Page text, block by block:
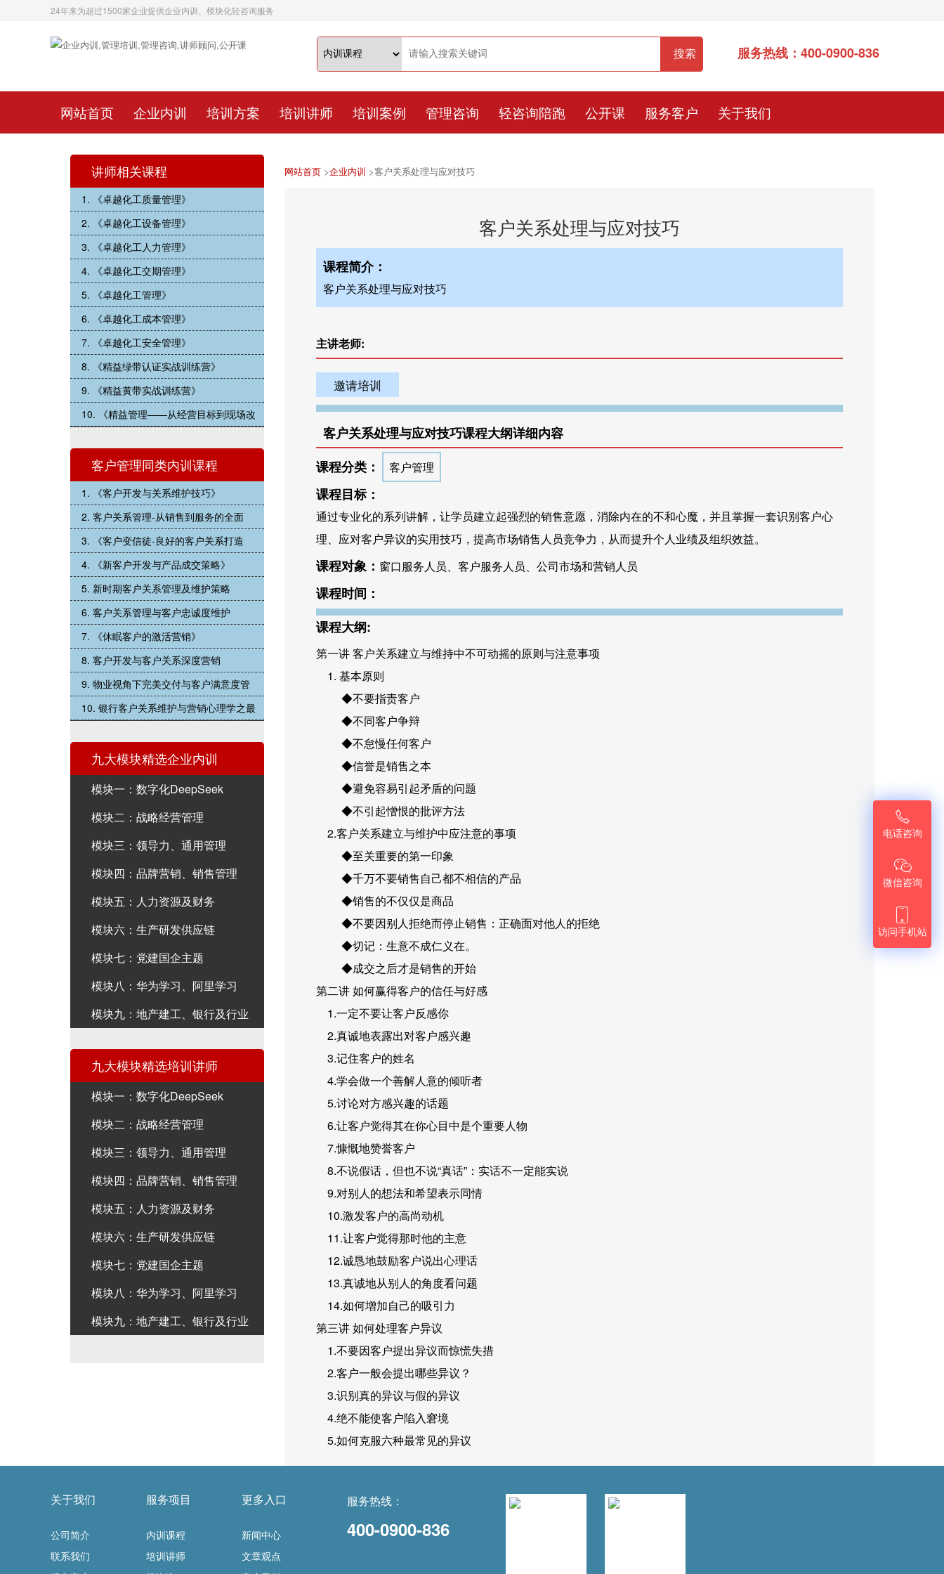
24年来为超过1500家企业提供企业内训、模块化轻咨询服务
服务热线：400-0900-836
网站首页 企业内训 培训方案 培训讲师 培训案例 管理咨询 轻咨询陪跑 公开课 服务客户 关于我们
网站首页>企业内训 >客户关系处理与应对技巧
客户关系处理与应对技巧
课程简介：
客户关系处理与应对技巧
主讲老师:
邀请培训
客户关系处理与应对技巧课程大纲详细内容
课程分类：
客户管理
课程目标：
通过专业化的系列讲解，让学员建立起强烈的销售意愿，消除内在的不和心魔，并且掌握一套识别客户心
理、应对客户异议的实用技巧，提高市场销售人员竞争力，从而提升个人业绩及组织效益。
课程对象： 窗口服务人员、客户服务人员、公司市场和营销人员
课程时间：
课程大纲:
第一讲 客户关系建立与维持中不可动摇的原则与注意事项
1. 基本原则
◆不要指责客户
◆不同客户争辩
◆不怠慢任何客户
◆信誉是销售之本
◆避免容易引起矛盾的问题
◆不引起憎恨的批评方法
2.客户关系建立与维护中应注意的事项
◆至关重要的第一印象
◆千万不要销售自己都不相信的产品
◆销售的不仅仅是商品
◆不要因别人拒绝而停止销售：正确面对他人的拒绝
◆切记：生意不成仁义在。
◆成交之后才是销售的开始
第二讲 如何赢得客户的信任与好感
1.一定不要让客户反感你
2.真诚地表露出对客户感兴趣
3.记住客户的姓名
4.学会做一个善解人意的倾听者
5.讨论对方感兴趣的话题
6.让客户觉得其在你心目中是个重要人物
7.慷慨地赞誉客户
8.不说假话，但也不说“真话”：实话不一定能实说
9.对别人的想法和希望表示同情
10.激发客户的高尚动机
11.让客户觉得那时他的主意
12.诚恳地鼓励客户说出心理话
13.真诚地从别人的角度看问题
14.如何增加自己的吸引力
第三讲 如何处理客户异议
1.不要因客户提出异议而惊慌失措
2.客户一般会提出哪些异议？
3.识别真的异议与假的异议
4.绝不能使客户陷入窘境
5.如何克服六种最常见的异议
讲师相关课程
1. 《卓越化工质量管理》
2. 《卓越化工设备管理》
3. 《卓越化工人力管理》
4. 《卓越化工交期管理》
5. 《卓越化工管理》
6. 《卓越化工成本管理》
7. 《卓越化工安全管理》
8. 《精益绿带认证实战训练营》
9. 《精益黄带实战训练营》
10. 《精益管理——从经营目标到现场改
客户管理同类内训课程
1. 《客户开发与关系维护技巧》
2. 客户关系管理-从销售到服务的全面
3. 《客户变信徒-良好的客户关系打造
4. 《新客户开发与产品成交策略》
5. 新时期客户关系管理及维护策略
6. 客户关系管理与客户忠诚度维护
7. 《休眠客户的激活营销》
8. 客户开发与客户关系深度营销
9. 物业视角下完美交付与客户满意度管
10. 银行客户关系维护与营销心理学之最
九大模块精选企业内训
模块一：数字化DeepSeek
模块二：战略经营管理
模块三：领导力、通用管理
模块四：品牌营销、销售管理
模块五：人力资源及财务
模块六：生产研发供应链
模块七：党建国企主题
模块八：华为学习、阿里学习
模块九：地产建工、银行及行业
九大模块精选培训讲师
模块一：数字化DeepSeek
模块二：战略经营管理
模块三：领导力、通用管理
模块四：品牌营销、销售管理
模块五：人力资源及财务
模块六：生产研发供应链
模块七：党建国企主题
模块八：华为学习、阿里学习
模块九：地产建工、银行及行业

电话咨询

微信咨询

访问手机站
关于我们
公司简介
联系我们
服务项目
内训课程
培训讲师
更多入口
新闻中心
文章观点
服务热线：
400-0900-836